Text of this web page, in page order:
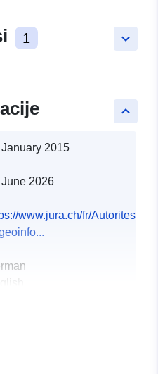
keyboard_arrow_down
1
keyboard_arrow_up
2015
June 2026
www.jura.ch/fr/Autorites/